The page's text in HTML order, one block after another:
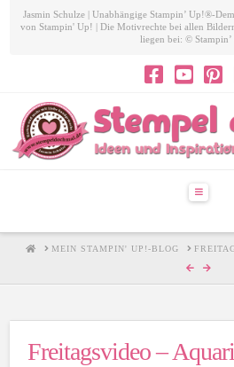
Jasmin Schulze | Unabhängige Stampin’ Up!®-
von Stampin' Up! | Die Motivrechte bei allen
liegen bei: ©
HOMEMEIN STAMPIN' UP!-BLOG
Freitagsvideo –